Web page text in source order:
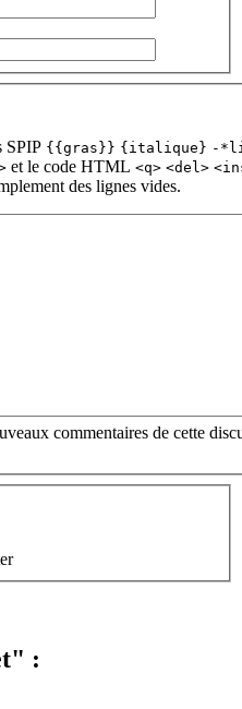
SPIP {{gras}} {italique} -
et le code HTML <q> <del>
des lignes vides.
commentaires de cette
: